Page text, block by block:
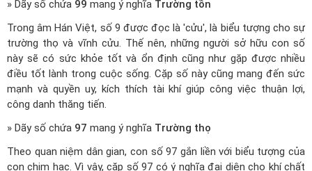
» Dãy số chứa 99 mang ý nghĩa Trường tồn
Trong âm Hán Việt, số 9 được đọc là 'cửu', là biểu tượng cho sự
trường thọ và vĩnh cửu. Thế nên, những người sở hữu con số
này sẽ có sức khỏe tốt và ổn định cũng như gặp được nhiều
điều tốt lành trong cuộc sống. Cặp số này cũng mang đến sức
mạnh và quyền uy, kích thích tài khí giúp công việc thuận lợi,
công danh thăng tiến.
» Dãy số chứa 97 mang ý nghĩa Trường thọ
Theo quan niệm dân gian, con số 97 gắn liền với biểu tượng của
con chim hạc. Vì vậy, cặp số 97 có ý nghĩa đại diện cho khí chất